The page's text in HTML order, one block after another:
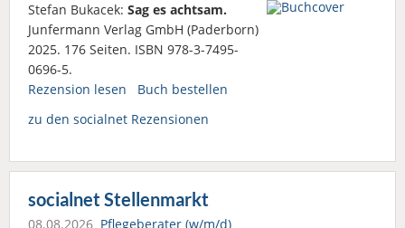
Stefan Bukacek: Sag es achtsam.
Junfermann Verlag GmbH (Paderborn)
2025. 176 Seiten. ISBN 978-3-7495-
0696-5.
Rezension lesen
Buch bestellen
zu den socialnet Rezensionen
socialnet Stellenmarkt
08.08.2026 Pflegeberater (w/m/d)